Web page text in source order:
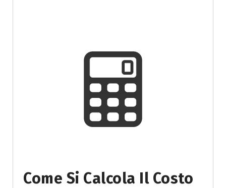
Come Si Calcola Il Costo